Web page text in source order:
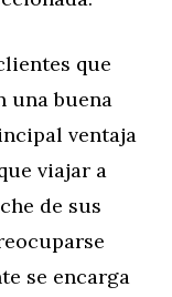
que
una buena
ventaja
viajar a
de sus
se encarga